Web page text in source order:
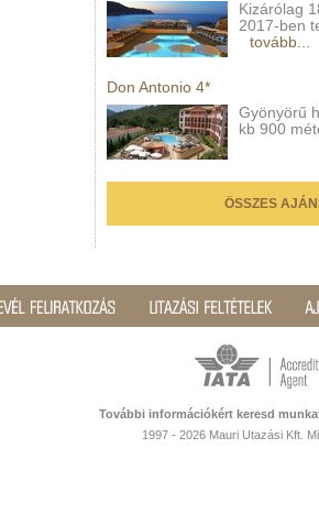
Kizárólag
2017-ben
tovább...
Don Antonio 4*
Gyönyörű
kb 900
ÖSSZES
További információkért keresd
1997 - 2026 Mauri Utazási Kft.